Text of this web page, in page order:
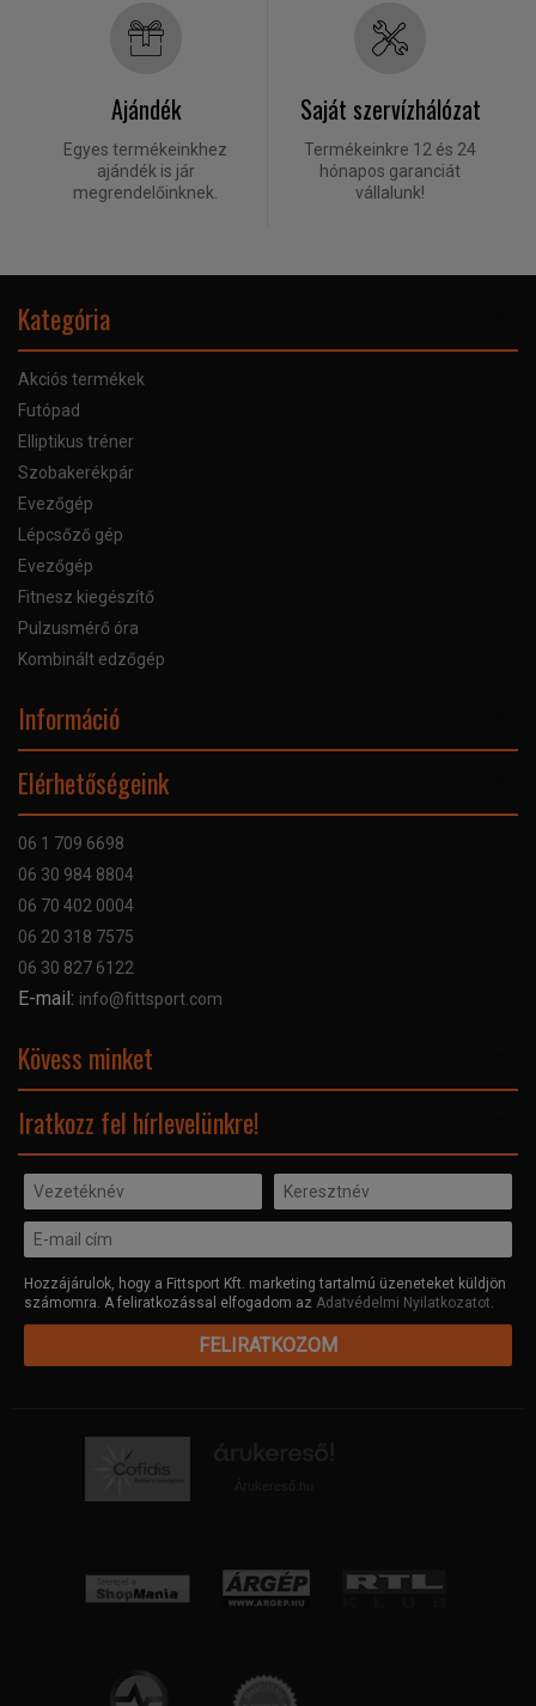
Ajándék
Egyes termékeinkhez
ajándék is jár
megrendelőinknek.
Saját szervízhálózat
Termékeinkre 12 és 24
hónapos garanciát
vállalunk!
Kategória
Akciós termékek
Futópad
Elliptikus tréner
Szobakerékpár
Evezőgép
Lépcsőző gép
Evezőgép
Fitnesz kiegészítő
Pulzusmérő óra
Kombinált edzőgép
Információ
Bankkártyás fizetés
Adatvédelmi nyilatkozat
Elérhetőségeink
06 1 709 6698
06 30 984 8804
06 70 402 0004
06 20 318 7575
06 30 827 6122
E-mail: info@fittsport.com
Kövess minket
Iratkozz fel hírlevelünkre!
Hozzájárulok, hogy a Fittsport Kft. marketing tartalmú üzeneteket küldjön
számomra. A feliratkozással elfogadom az Adatvédelmi Nyilatkozatot.
FELIRATKOZOM